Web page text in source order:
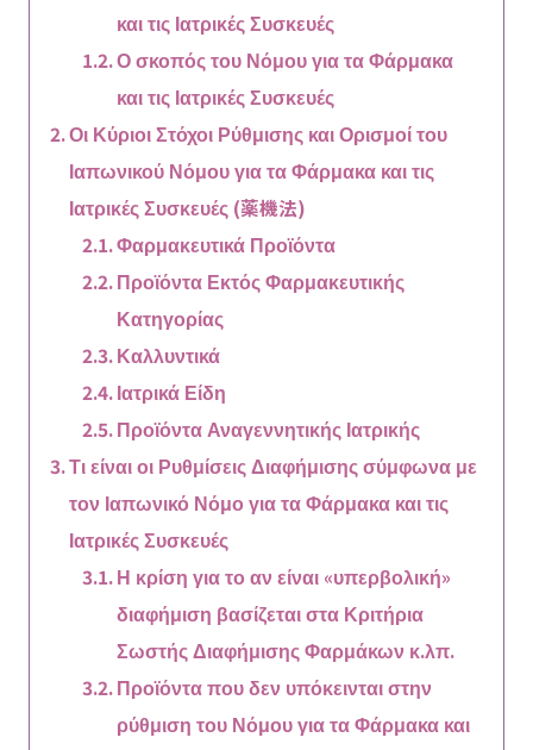
και τις Ιατρικές Συσκευές
Ο σκοπός του Νόμου για τα Φάρμακα
και τις Ιατρικές Συσκευές
Οι Κύριοι Στόχοι Ρύθμισης και Ορισμοί του
Ιαπωνικού Νόμου για τα Φάρμακα και τις
Ιατρικές Συσκευές (薬機法)
Φαρμακευτικά Προϊόντα
Προϊόντα Εκτός Φαρμακευτικής
Κατηγορίας
Καλλυντικά
Ιατρικά Είδη
Προϊόντα Αναγεννητικής Ιατρικής
Τι είναι οι Ρυθμίσεις Διαφήμισης σύμφωνα με
τον Ιαπωνικό Νόμο για τα Φάρμακα και τις
Ιατρικές Συσκευές
Η κρίση για το αν είναι «υπερβολική»
διαφήμιση βασίζεται στα Κριτήρια
Σωστής Διαφήμισης Φαρμάκων κ.λπ.
Προϊόντα που δεν υπόκεινται στην
ρύθμιση του Νόμου για τα Φάρμακα και